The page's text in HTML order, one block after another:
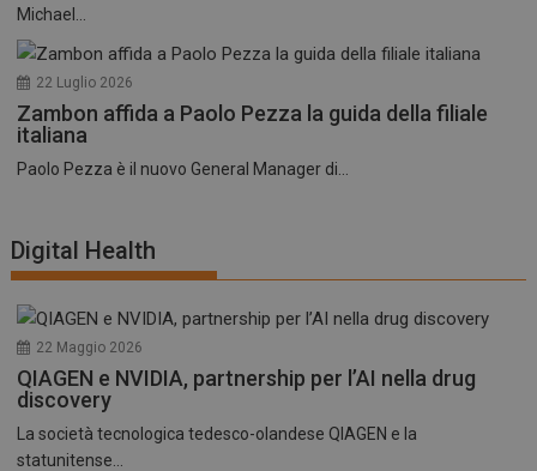
Michael...
22 Luglio 2026
Zambon affida a Paolo Pezza la guida della filiale
italiana
Paolo Pezza è il nuovo General Manager di...
Digital Health
22 Maggio 2026
QIAGEN e NVIDIA, partnership per l’AI nella drug
discovery
La società tecnologica tedesco-olandese QIAGEN e la
statunitense...